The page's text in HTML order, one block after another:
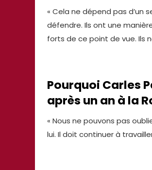
« Cela ne dépend pas d’un
défendre. Ils ont une
forts de ce point de vue. Ils
Pourquoi Carles
après un an à la
« Nous ne pouvons pas
lui. Il doit continuer à